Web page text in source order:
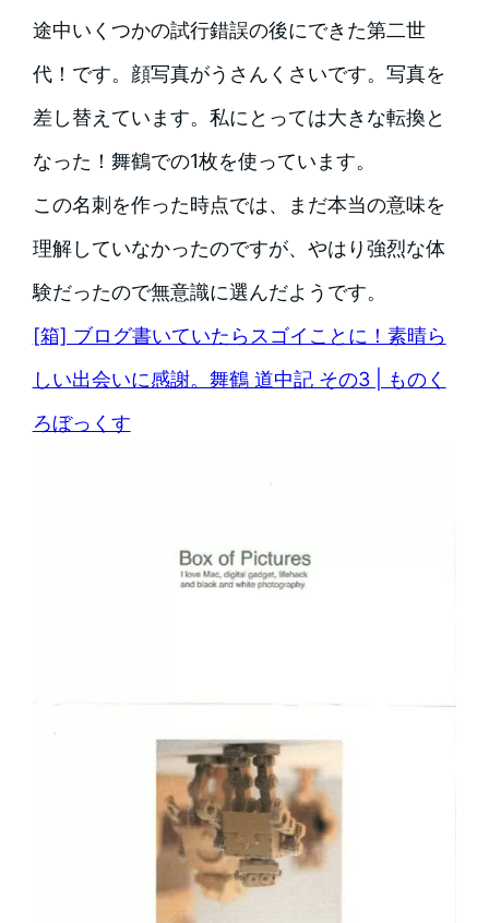
途中いくつかの試行錯誤の後にできた第二世
代！です。顔写真がうさんくさいです。写真を
差し替えています。私にとっては大きな転換と
なった！舞鶴での1枚を使っています。
この名刺を作った時点では、まだ本当の意味を
理解していなかったのですが、やはり強烈な体
験だったので無意識に選んだようです。
[箱] ブログ書いていたらスゴイことに！素晴ら
しい出会いに感謝。舞鶴 道中記 その3 | ものく
ろぼっくす